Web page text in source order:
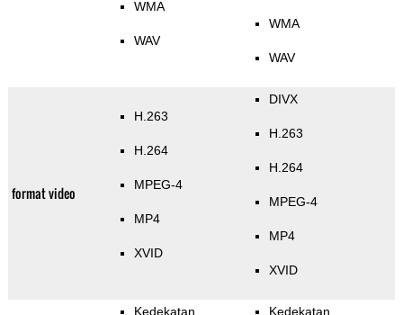
WMA
WAV
WMA
WAV
format video
H.263
H.264
MPEG-4
MP4
XVID
DIVX
H.263
H.264
MPEG-4
MP4
XVID
Kedekatan Kedekatan